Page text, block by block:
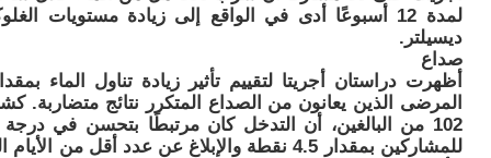
ديسيلتر.
صداع
المرضى الذين يعانون من الصداع المتكرر نتائج متضاربة.
102 من البالغين، أن التدخل كان مرتبطًا بتحسن في
للمشاركين بمقدار 4.5 نقطة والإبلاغ عن عدد